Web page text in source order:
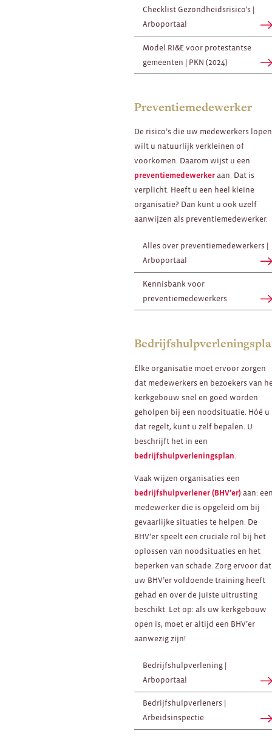
Checklist Gezondheidsrisico's |
Arboportaal
Model RI&E voor protestantse
gemeenten | PKN (2024)
Preventiemedewerker
De risico’s die uw medewerkers
wilt u natuurlijk verkleinen of
voorkomen. Daarom wijst u een
preventiemedewerker aan. Dat is
verplicht. Heeft u een heel kleine
organisatie? Dan kunt u ook uzelf
aanwijzen als preventiemedewerker.
Alles over preventiemedewerkers |
Arboportaal
Kennisbank voor
preventiemedewerkers
Elke organisatie moet ervoor zorgen
dat medewerkers en bezoekers van
kerkgebouw snel en goed worden
geholpen bij een noodsituatie. Hóé u
dat regelt, kunt u zelf bepalen. U
beschrijft het in een
bedrijfshulpverleningsplan.
Vaak wijzen organisaties een
bedrijfshulpverlener (BHV’er) aan:
medewerker die is opgeleid om bij
gevaarlijke situaties te helpen. De
BHV’er speelt een cruciale rol bij het
oplossen van noodsituaties en het
beperken van schade. Zorg ervoor dat
uw BHV’er voldoende training heeft
gehad en over de juiste uitrusting
beschikt. Let op: als uw kerkgebouw
open is, moet er altijd een BHV’er
aanwezig zijn!
Bedrijfshulpverlening |
Arboportaal
Bedrijfshulpverleners |
Arbeidsinspectie